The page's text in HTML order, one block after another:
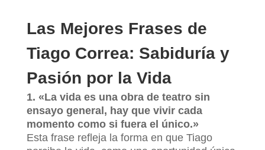
Las Mejores Frases de
Tiago Correa: Sabiduría y
Pasión por la Vida
1. «La vida es una obra de teatro sin
ensayo general, hay que vivir cada
momento como si fuera el único.»
Esta frase refleja la forma en que Tiago